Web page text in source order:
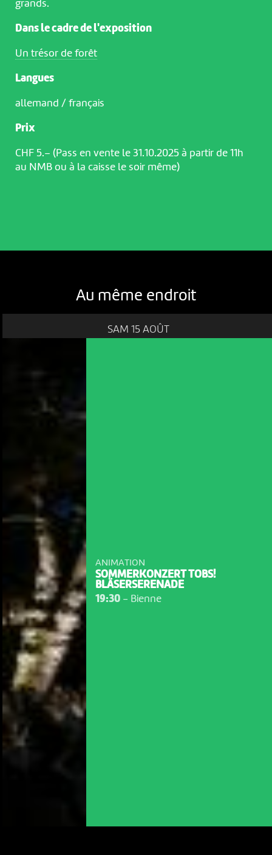
grands.
Dans le cadre de l'exposition
Un trésor de forêt
Langues
allemand / français
Prix
CHF 5.– (Pass en vente le 31.10.2025 à partir de 11h
au NMB ou à la caisse le soir même)
Au même endroit
SAM 15 AOÛT
ANIMATION
SOMMERKONZERT TOBS!
BLÄSERSERENADE
19:30- Bienne